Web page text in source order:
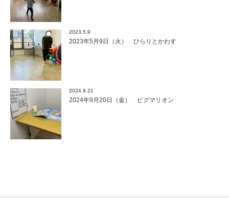
2023.5.9
2023年5月9日（火） ひらりとかわす
2024.9.21
2024年9月20日（金） ピグマリオン